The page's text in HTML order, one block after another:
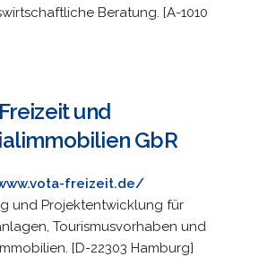
Beratung. [A-1010
und
GbR
freizeit.de/
und Projektentwicklung für
Tourismusvorhaben und
[D-22303 Hamburg]